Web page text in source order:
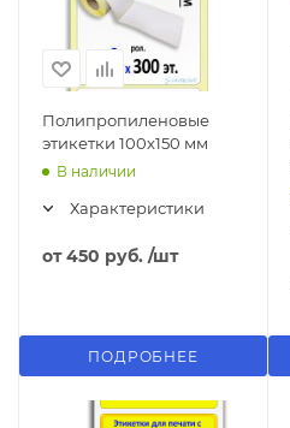
Полипропиленовые
этикетки 100х150 мм
В наличии
Характеристики
от450 руб. /шт
ПОДРОБНЕЕ